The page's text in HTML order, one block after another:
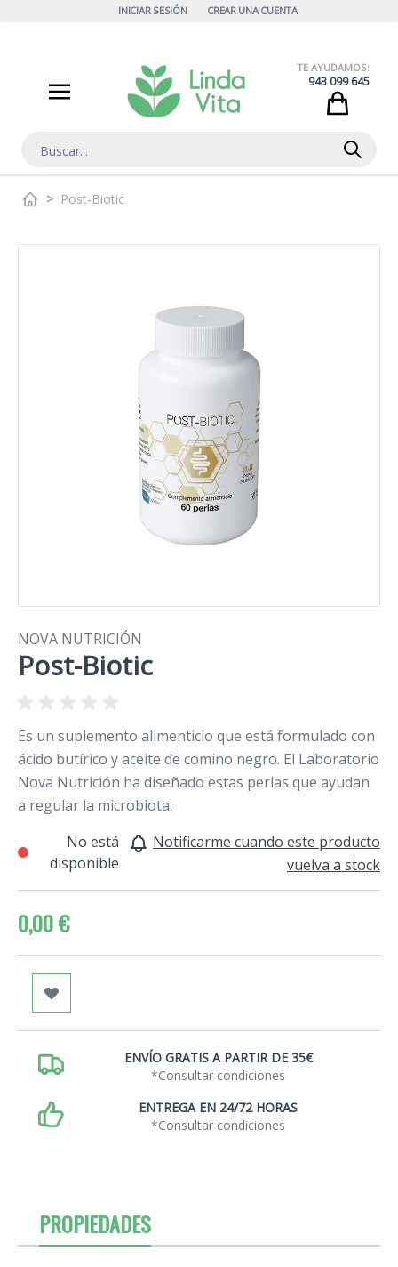
INICIAR SESIÓN CREAR UNA CUENTA
Buscar
TE AYUDAMOS:
943 099 645
> Post-Biotic
NOVA NUTRICIÓN
Post-Biotic
Es un suplemento alimenticio que está formulado con
ácido butírico y aceite de comino negro. El Laboratorio
Nova Nutrición ha diseñado estas perlas que ayudan
a regular la microbiota.
No está
disponible
Notificarme cuando este producto
vuelva a stock
0,00 €
ENVÍO GRATIS A PARTIR DE 35€
*Consultar condiciones
ENTREGA EN 24/72 HORAS
*Consultar condiciones
PROPIEDADES